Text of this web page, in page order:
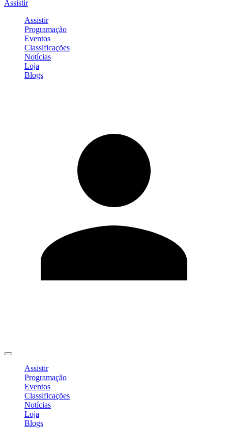
Assistir
Assistir
Programação
Eventos
Classificações
Notícias
Loja
Blogs
Assistir
Programação
Eventos
Classificações
Notícias
Loja
Blogs